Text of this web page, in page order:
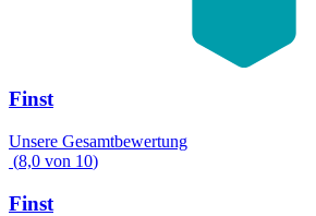
Finst
Unsere Gesamtbewertung
(8,0 von 10)
Finst